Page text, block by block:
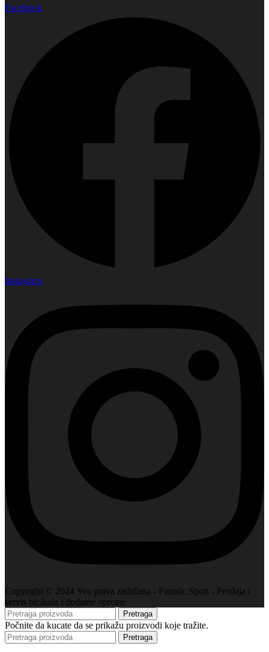
Facebook
Instagram
Copyright © 2024 Sva prava zadržana - Fanatic Sport - Prodaja i
servis bicikala i dodatne opreme
Pretraga
Počnite da kucate da se prikažu proizvodi koje tražite.
Pretraga